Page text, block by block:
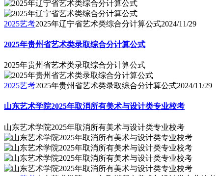
2025艺考2025年辽宁省艺术类综合分计算公式2024/11/29
2025年贵州省艺术类录取综合分计算公式
2025年贵州省艺术类录取综合分计算公式
2025艺考2025年贵州省艺术类录取综合分计算公式2024/11/29
山东艺术学院2025年取消所有美术与设计类专业校考
山东艺术学院2025年取消所有美术与设计类专业校考